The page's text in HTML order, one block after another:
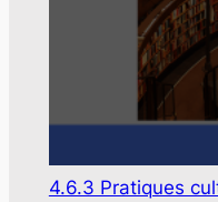
4.6.3 Pratiques